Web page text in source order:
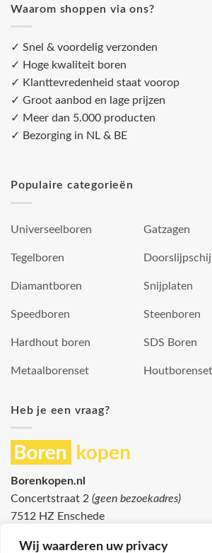
Wij waarderen uw privacy
Waarom shoppen via ons?
✓ Snel & voordelig verzonden
✓ Hoge kwaliteit boren
✓ Klanttevredenheid staat voorop
✓ Groot aanbod en lage prijzen
✓ Meer dan 5.000 producten
✓ Bezorging in NL & BE
Populaire categorieën
Universeelboren
Tegelboren
Diamantboren
Speedboren
Hardhout boren
Metaalborenset
Gatzagen
Snijplaten
Steenboren
SDS Boren
Houtborenset
Heb je een vraag?
Borenkopen.nl
Concertstraat 2 (geen bezoekadres)
7512 HZ Enschede